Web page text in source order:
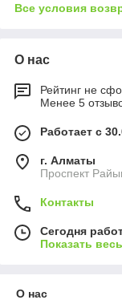
Все условия
О нас
Рейтинг не
Менее 5
Работает с
г. Алматы
Проспект
Контакты
Сегодня
Показать
О нас